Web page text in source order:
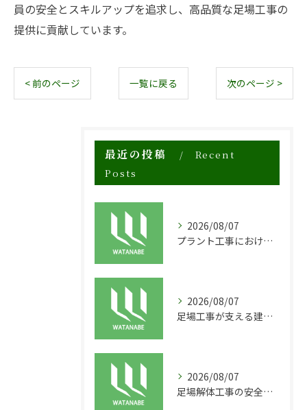
員の安全とスキルアップを追求し、高品質な足場工事の
提供に貢献しています。
< 前のページ 一覧に戻る 次のページ >
最近の投稿
Recent
Posts
2026/08/07
プラント工事における足場工事の安全対策と施工の重要性
2026/08/07
足場工事が支える建物の長寿命化と外装塗装の重要性
2026/08/07
足場解体工事の安全性と効率化のポイント